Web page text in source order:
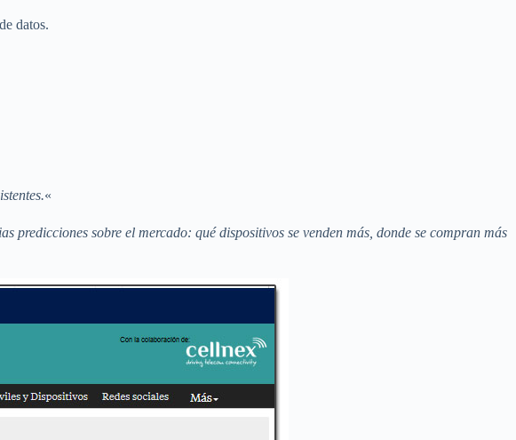
datos.
«
predicciones sobre el mercado: qué dispositivos se venden más, donde se compran más